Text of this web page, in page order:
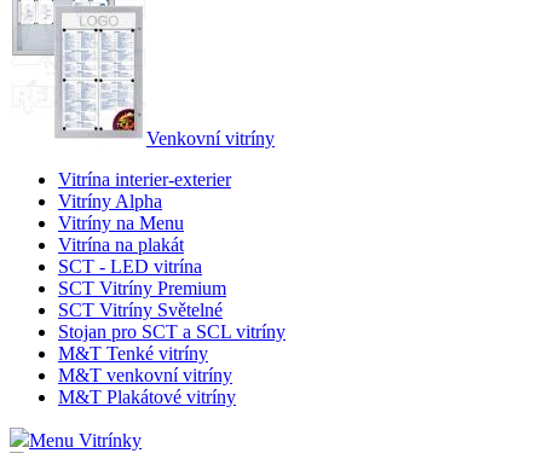
Venkovní vitríny
Vitrína interier-exterier
Vitríny Alpha
Vitríny na Menu
Vitrína na plakát
SCT - LED vitrína
SCT Vitríny Premium
SCT Vitríny Světelné
Stojan pro SCT a SCL vitríny
M&T Tenké vitríny
M&T venkovní vitríny
M&T Plakátové vitríny
Menu Vitrínky